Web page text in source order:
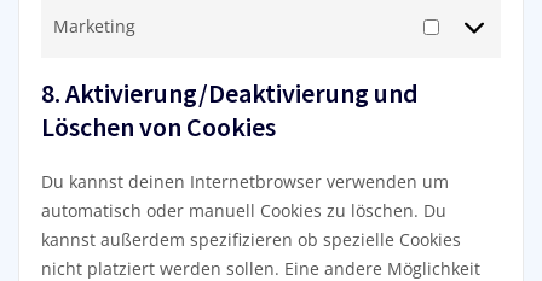
Marketing Marketing
8. Aktivierung/Deaktivierung und
Löschen von Cookies
Du kannst deinen Internetbrowser verwenden um
automatisch oder manuell Cookies zu löschen. Du
kannst außerdem spezifizieren ob spezielle Cookies
nicht platziert werden sollen. Eine andere Möglichkeit